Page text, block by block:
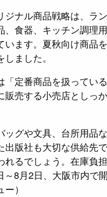
ジナル商品戦略は、ラ
、食器、キッチン調理
います。夏秋向け商品
ました。
「定番商品を扱ってい
販売する小売店としっ
ッグや文具、台所用品
出版社も大切な供給先
るでしょう。在庫負
～8月2日、大阪市内
）